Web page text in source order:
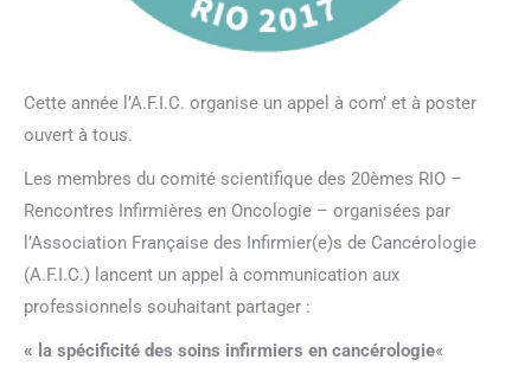
Cette année l’A.F.I.C. organise un appel à com’ et à poster
ouvert à tous.
Les membres du comité scientifique des 20èmes RIO –
Rencontres Infirmières en Oncologie – organisées par
l’Association Française des Infirmier(e)s de Cancérologie
(A.F.I.C.) lancent un appel à communication aux
professionnels souhaitant partager :
« la spécificité des soins infirmiers en cancérologie«